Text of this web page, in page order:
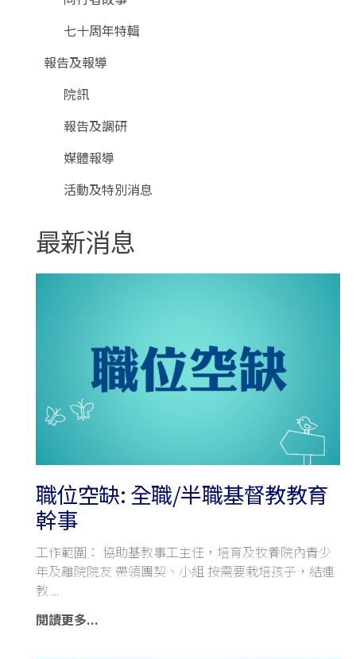
七十周年特輯
報告及報導
院訊
報告及調研
媒體報導
活動及特別消息
最新消息
職位空缺: 全職/半職基督教教育
幹事
工作範圍： 協助基教事工主任，培育及牧養院內青少
年及離院院友 帶領團契、小組 按需要栽培孩子，結連
教
閱讀更多...